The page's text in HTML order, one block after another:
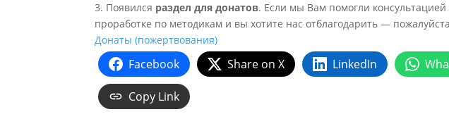
3. Появился раздел для донатов. Если мы Вам помогли
проработке по методикам и вы хотите нас отблагодарить —
Донаты (пожертвования)
Facebook Share on X LinkedIn
Copy Link